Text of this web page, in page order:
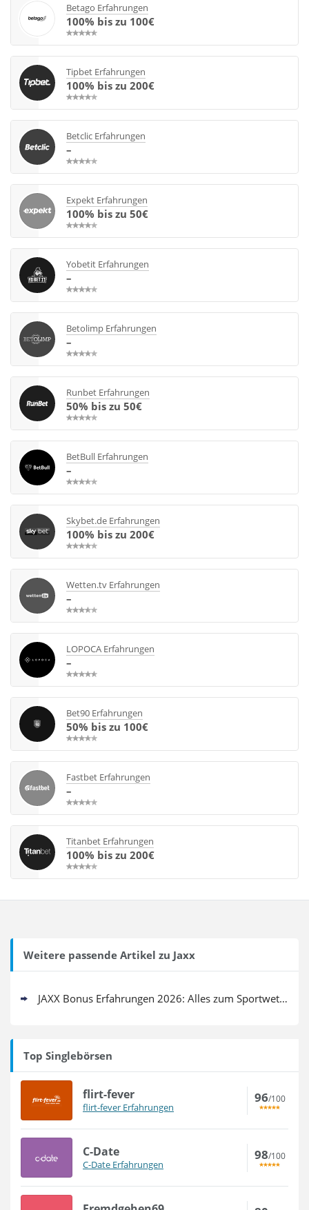
Betago Erfahrungen
100% bis zu 100€
Tipbet Erfahrungen
100% bis zu 200€
Betclic Erfahrungen
–
Expekt Erfahrungen
100% bis zu 50€
Yobetit Erfahrungen
–
Betolimp Erfahrungen
–
Runbet Erfahrungen
50% bis zu 50€
BetBull Erfahrungen
–
Skybet.de Erfahrungen
100% bis zu 200€
Wetten.tv Erfahrungen
–
LOPOCA Erfahrungen
–
Bet90 Erfahrungen
50% bis zu 100€
Fastbet Erfahrungen
–
Titanbet Erfahrungen
100% bis zu 200€
Weitere passende Artikel zu Jaxx
JAXX Bonus Erfahrungen 2026: Alles zum Sportwetten Gutschein
Top Singlebörsen
flirt-fever
flirt-fever Erfahrungen
96/100
C-Date
C-Date Erfahrungen
98/100